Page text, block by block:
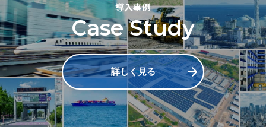
導入事例
Case Study
詳しく見る